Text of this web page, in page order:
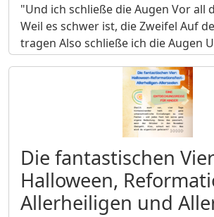
"Und ich schließe die Augen Vor all
Weil es schwer ist, die Zweifel Auf
tragen Also schließe ich die Augen
Die fantastischen
Halloween,
Allerheiligen und